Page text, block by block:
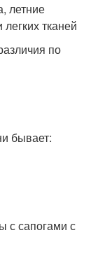
летние
тканей
по
бывает:
с сапогами с